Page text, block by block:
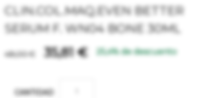
CLIN.COL.MAQ.EVEN BETTER
SERUM F. WN04 BONE 30ML
48,00 € 35,81 € 25,4% de descuento
CANTIDAD